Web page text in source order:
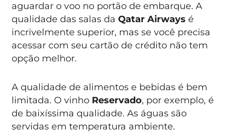
aguardar o voo no portão de embarque. A
qualidade das salas daQatar Airways é
incrivelmente superior, mas se você precisa
acessar com seu cartão de crédito não tem
opção melhor.
A qualidade de alimentos e bebidas é bem
limitada. O vinho Reservado, por exemplo, é
de baixíssima qualidade. As águas são
servidas em temperatura ambiente.